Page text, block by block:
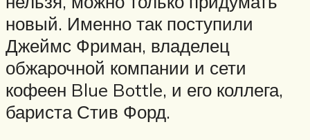
новый. Именно так поступили
Джеймс Фриман, владелец
обжарочной компании и сети
кофеен Blue Bottle, и его коллега,
бариста Стив Форд.